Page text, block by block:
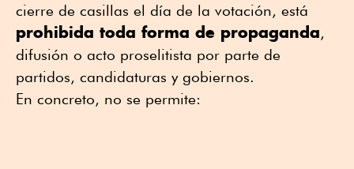
cierre de casillas el día de la votación, está
prohibida toda forma de propaganda,
difusión o acto proselitista por parte de
partidos, candidaturas y gobiernos.
En concreto, no se permite: